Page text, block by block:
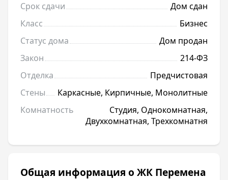
Срок сдачи
Дом сдан
Класс
Бизнес
Статус дома
Дом продан
Закон
214-ФЗ
Отделка
Предчистовая
Стены
Каркасные, Кирпичные, Монолитные
Комнатность
Студия, Однокомнатная,
Двухкомнатная, Трехкомнатня
Общая информация о ЖК Перемена